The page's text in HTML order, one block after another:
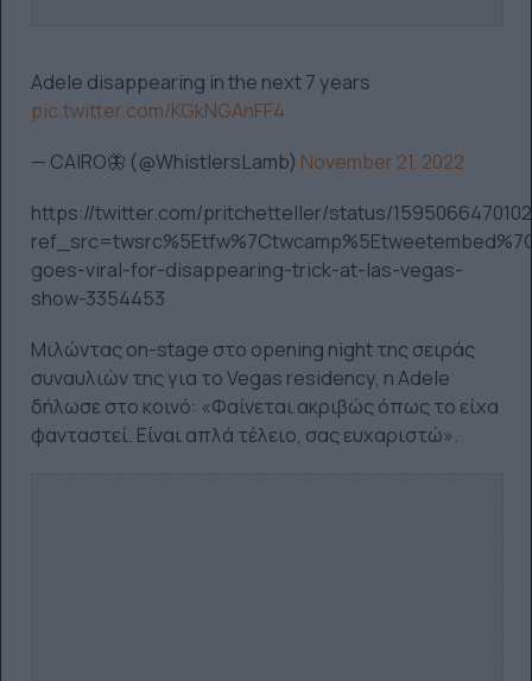
Adele disappearing in the next 7 years
pic.twitter.com/KGkNGAnFF4
— CAIRO🦋 (@WhistlersLamb) November 21, 2022
https://twitter.com/pritchetteller/status/
goes-viral-for-disappearing-trick-at-las-vegas-
show-3354453
Μιλώντας on-stage στο opening night της σειράς
συναυλιών της για το Vegas residency, η Adele
δήλωσε στο κοινό: «Φαίνεται ακριβώς όπως το είχα
φανταστεί. Είναι απλά τέλειο, σας ευχαριστώ».